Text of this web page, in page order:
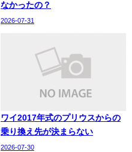
なかったの？
2026-07-31
ワイ2017年式のプリウスからの
乗り換え先が決まらない
2026-07-30